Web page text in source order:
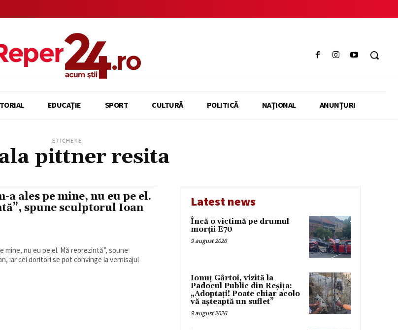
EDUCAȚIE SPORT CULTURĂ POLITICĂ NAȚIONAL ANUNȚURI
ETICHETE
pittner resita
a ales pe mine, nu eu pe el.
spune sculptorul Ioan
mine, nu eu pe el. Mă reprezintă”, spune
iar cei doritori se pot convinge la vernisajul
Latest news
Încă o victimă pe drumul
morții E70
9 august 2026
Ionuț Gârtoi, vizită la
Padocul Public din Reșița:
„Adoptați! Poate chiar acolo
vă așteaptă un suflet”
9 august 2026